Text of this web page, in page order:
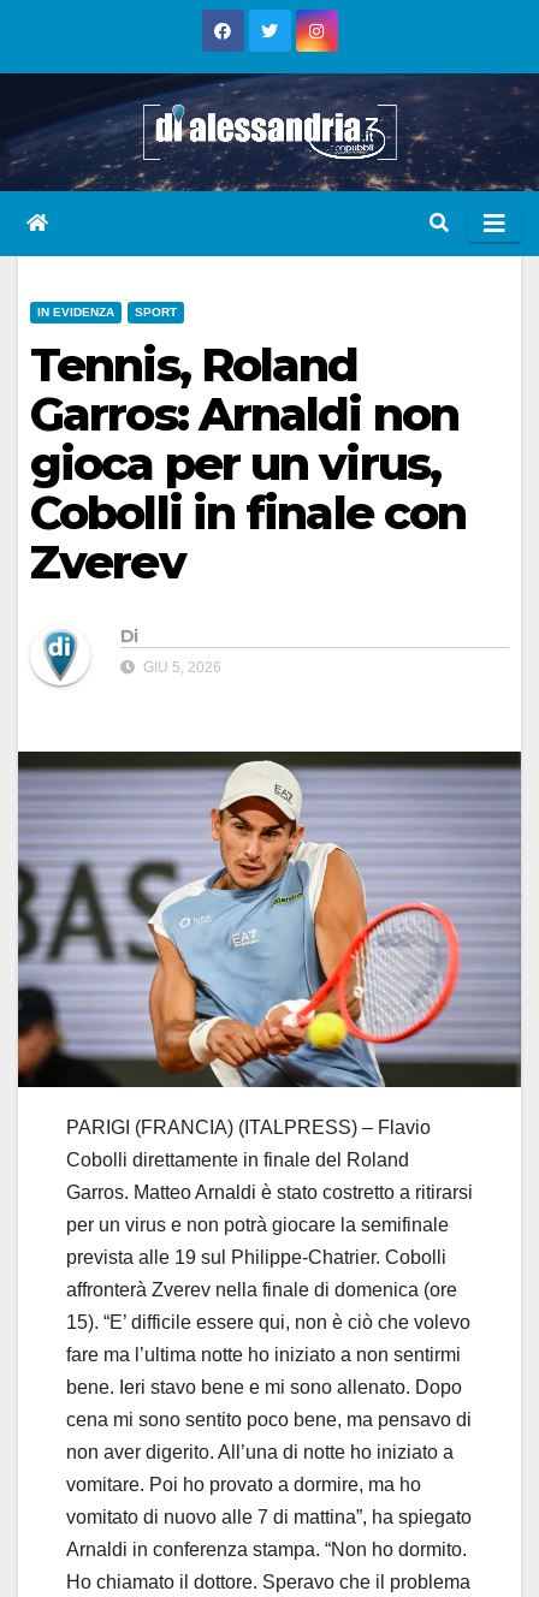
IN EVIDENZA SPORT
Tennis, Roland
Garros: Arnaldi non
gioca per un virus,
Cobolli in finale con
Zverev
Di
GIU 5, 2026
PARIGI (FRANCIA) (ITALPRESS) – Flavio
Cobolli direttamente in finale del Roland
Garros. Matteo Arnaldi è stato costretto a ritirarsi
per un virus e non potrà giocare la semifinale
prevista alle 19 sul Philippe-Chatrier. Cobolli
affronterà Zverev nella finale di domenica (ore
15). “E’ difficile essere qui, non è ciò che volevo
fare ma l’ultima notte ho iniziato a non sentirmi
bene. Ieri stavo bene e mi sono allenato. Dopo
cena mi sono sentito poco bene, ma pensavo di
non aver digerito. All’una di notte ho iniziato a
vomitare. Poi ho provato a dormire, ma ho
vomitato di nuovo alle 7 di mattina”, ha spiegato
Arnaldi in conferenza stampa. “Non ho dormito.
Ho chiamato il dottore. Speravo che il problema